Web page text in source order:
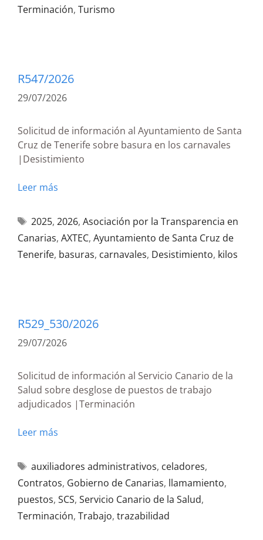
Terminación, Turismo
R547/2026
29/07/2026
Solicitud de información al Ayuntamiento de Santa
Cruz de Tenerife sobre basura en los carnavales
|Desistimiento
Leer más
2025, 2026, Asociación por la Transparencia en
Canarias, AXTEC, Ayuntamiento de Santa Cruz de
Tenerife, basuras, carnavales, Desistimiento, kilos
R529_530/2026
29/07/2026
Solicitud de información al Servicio Canario de la
Salud sobre desglose de puestos de trabajo
adjudicados |Terminación
Leer más
auxiliadores administrativos, celadores,
Contratos, Gobierno de Canarias, llamamiento,
puestos, SCS, Servicio Canario de la Salud,
Terminación, Trabajo, trazabilidad